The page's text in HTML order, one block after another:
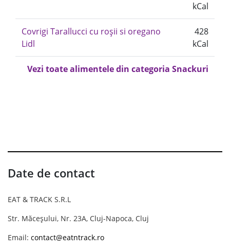
kCal
Covrigi Tarallucci cu roșii si oregano
Lidl
428
kCal
Vezi toate alimentele din categoria Snackuri
Date de contact
EAT & TRACK S.R.L
Str. Măceșului, Nr. 23A, Cluj-Napoca, Cluj
Email: contact@eatntrack.ro